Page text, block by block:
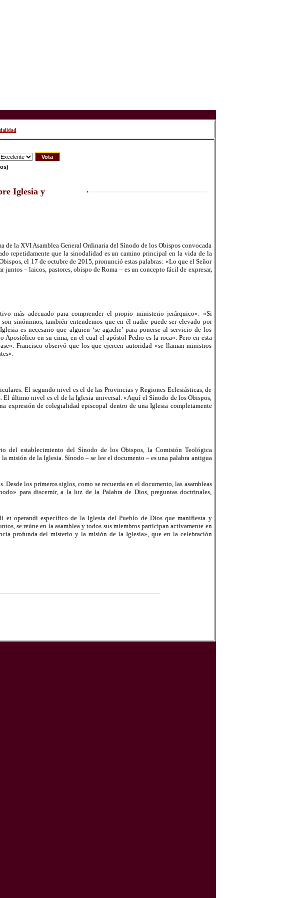
Iglesia y
la XVI Asamblea General Ordinaria del Sínodo de los Obispos convocada
repetidamente que la sinodalidad es un camino principal en la vida de la
el 17 de octubre de 2015, pronunció estas palabras: «Lo que el Señor
– laicos, pastores, obispo de Roma – es un concepto fácil de expresar,
más adecuado para comprender el propio ministerio jerárquico». «Si
sinónimos, también entendemos que en él nadie puede ser elevado por
es necesario que alguien ‘se agache’ para ponerse al servicio de los
en su cima, en el cual el apóstol Pedro es la roca». Pero en esta
Francisco observó que los que ejercen autoridad «se llaman ministros
El segundo nivel es el de las Provincias y Regiones Eclesiásticas, de
El último nivel es el de la Iglesia universal. «Aquí el Sínodo de los Obispos,
expresión de colegialidad episcopal dentro de una Iglesia completamente
del establecimiento del Sínodo de los Obispos, la Comisión Teológica
misión de la Iglesia. Sínodo – se lee el documento – es una palabra antigua
los primeros siglos, como se recuerda en el documento, las asambleas
para discernir, a la luz de la Palabra de Dios, preguntas doctrinales,
operandi específico de la Iglesia del Pueblo de Dios que manifiesta y
se reúne en la asamblea y todos sus miembros participan activamente en
profunda del misterio y la misión de la Iglesia», que en la celebración